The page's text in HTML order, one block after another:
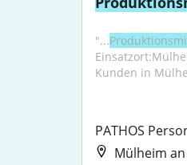
"...
Kunden in
PATHOS
Mülheim